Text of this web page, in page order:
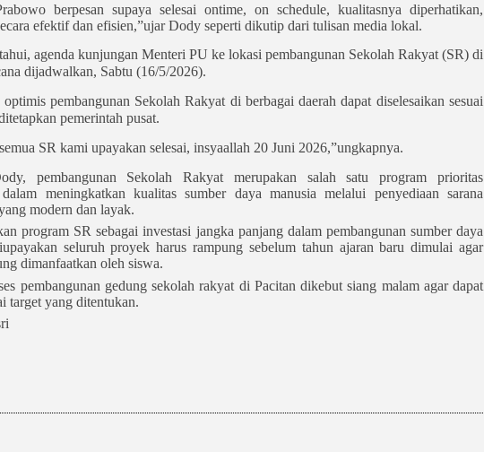
berpesan supaya selesai ontime, on schedule, kualitasnya diperhatikan,
efektif dan efisien,”ujar Dody seperti dikutip dari tulisan media lokal.
agenda kunjungan Menteri PU ke lokasi pembangunan Sekolah Rakyat (SR) di
dijadwalkan, Sabtu (16/5/2026).
pembangunan Sekolah Rakyat di berbagai daerah dapat diselesaikan sesuai
pemerintah pusat.
SR kami upayakan selesai, insyaallah 20 Juni 2026,”ungkapnya.
pembangunan Sekolah Rakyat merupakan salah satu program prioritas
meningkatkan kualitas sumber daya manusia melalui penyediaan sarana
modern dan layak.
program SR sebagai investasi jangka panjang dalam pembangunan sumber daya
seluruh proyek harus rampung sebelum tahun ajaran baru dimulai agar
dimanfaatkan oleh siswa.
pembangunan gedung sekolah rakyat di Pacitan dikebut siang malam agar dapat
target yang ditentukan.